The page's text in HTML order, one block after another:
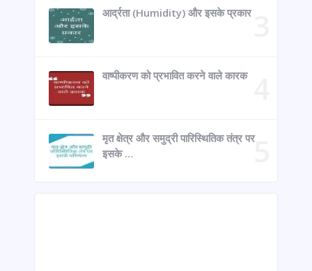
आर्द्रता (Humidity) और इसके प्रकार
वाष्पीकरण को प्रभावित करने वाले कारक
मृत क्षेत्र और समुद्री पारिस्थितिक तंत्र पर
इसके …